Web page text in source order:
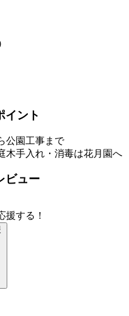
イント
公園工事まで
木手入れ・消毒は花月園へ
ビュー
援する！